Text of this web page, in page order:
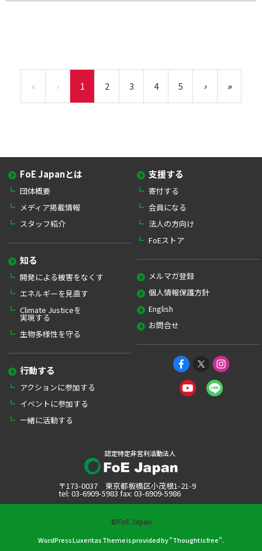
« ‹ 1 2 3 4 5 › »
FoE Japanとは
団体概要
メディア掲載情報
スタッフ紹介
知る
開発による被害をなくす
エネルギーを見直す
Climate Justiceを
実現する
生物多様性を守る
行動する
アクションに参加する
イベントに参加する
一緒に活動する
支援する
寄付する
会員になる
法人の方向け
FoEストア
メルマガ登録
個人情報保護方針
English
お問合せ
認定特定非営利活動法人
〒173-0037 東京都板橋区小茂根1-21-9
tel: 03-6909-5983 fax: 03-6909-5986
©FoE Japan
WordPress Luxeritas Theme is provided by "Thought is free".